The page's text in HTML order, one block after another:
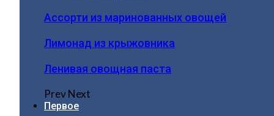
Ассорти из маринованных овощей
Лимонад из крыжовника
Ленивая овощная паста
PrevNext
Первое